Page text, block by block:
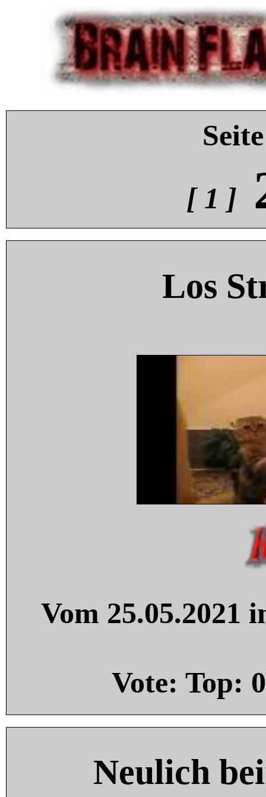
[ 1 ]
Los
Vom 25.05.2021
Vote: Top: 0
Neulich